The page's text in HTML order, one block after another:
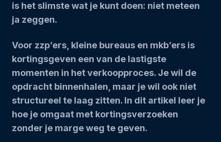
is het slimste wat je kunt doen: niet meteen
ja zeggen.
Voor zzp’ers, kleine bureaus en mkb’ers is
kortingsgeven een van de lastigste
momenten in het verkoopproces. Je wil de
opdracht binnenhalen, maar je wil ook niet
structureel te laag zitten. In dit artikel leer je
hoe je omgaat met kortingsverzoeken
zonder je marge weg te geven.